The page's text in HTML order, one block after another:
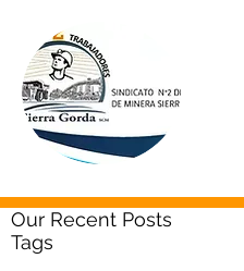
Our Recent Posts
Tags